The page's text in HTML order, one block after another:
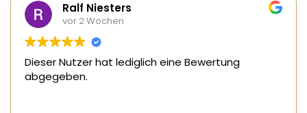
Ralf Niesters
vor 2 Wochen
Dieser Nutzer hat lediglich eine Bewertung
abgegeben.